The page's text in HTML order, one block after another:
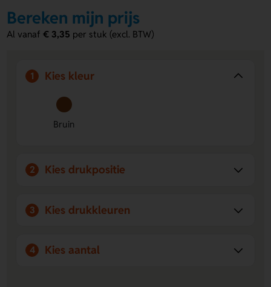
zijden laten bedrukken of graveren. Geef het een
persoonlijke touch! Kies voorbedrukte zakmessen
indruk bij je relaties.
Bereken mijn prijs
Al vanaf€ 3,35 per stuk (excl. BTW)
1 Kies kleur
Bruin
2 Kies drukpositie
3 Kies drukkleuren
4 Kies aantal